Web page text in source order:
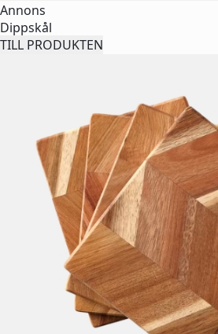
Annons
Dippskål
TILL PRODUKTEN